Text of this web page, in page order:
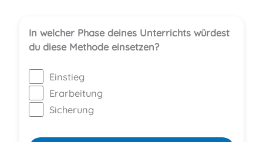
In welcher Phase deines Unterrichts würdest
du diese Methode einsetzen?
Einstieg
Erarbeitung
Sicherung